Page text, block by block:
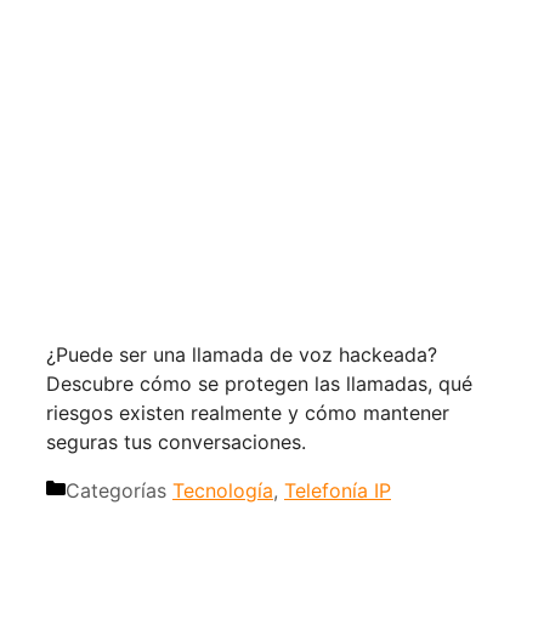
¿Puede ser una llamada de voz hackeada?
Descubre cómo se protegen las llamadas, qué
riesgos existen realmente y cómo mantener
seguras tus conversaciones.
Categorías Tecnología, Telefonía IP